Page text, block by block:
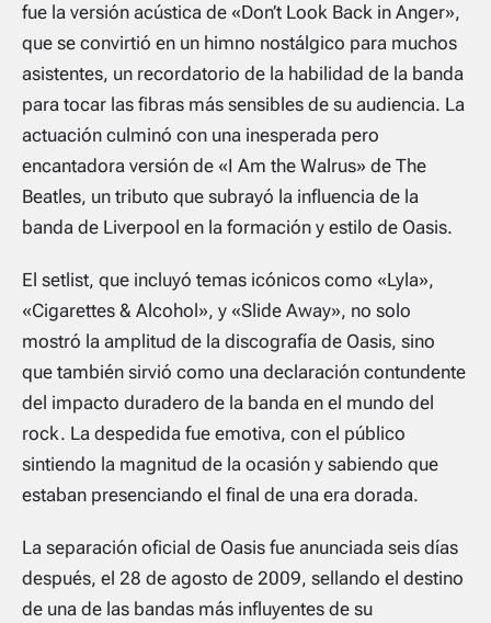
fue la versión acústica de «Don’t Look Back in Anger»,
que se convirtió en un himno nostálgico para muchos
asistentes, un recordatorio de la habilidad de la banda
para tocar las fibras más sensibles de su audiencia. La
actuación culminó con una inesperada pero
encantadora versión de «I Am the Walrus» de The
Beatles, un tributo que subrayó la influencia de la
banda de Liverpool en la formación y estilo de Oasis.
El setlist, que incluyó temas icónicos como «Lyla»,
«Cigarettes & Alcohol», y «Slide Away», no solo
mostró la amplitud de la discografía de Oasis, sino
que también sirvió como una declaración contundente
del impacto duradero de la banda en el mundo del
rock. La despedida fue emotiva, con el público
sintiendo la magnitud de la ocasión y sabiendo que
estaban presenciando el final de una era dorada.
La separación oficial de Oasis fue anunciada seis días
después, el 28 de agosto de 2009, sellando el destino
de una de las bandas más influyentes de su